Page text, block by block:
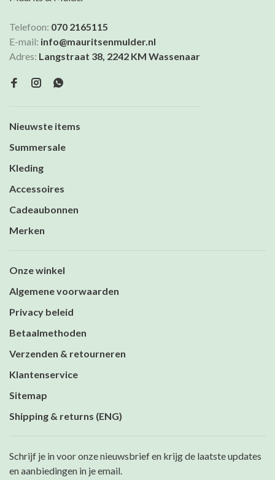
Telefoon: 070 2165115
E-mail: info@mauritsenmulder.nl
Adres: Langstraat 38, 2242 KM Wassenaar
Nieuwste items
Summersale
Kleding
Accessoires
Cadeaubonnen
Merken
Onze winkel
Algemene voorwaarden
Privacy beleid
Betaalmethoden
Verzenden & retourneren
Klantenservice
Sitemap
Shipping & returns (ENG)
Schrijf je in voor onze nieuwsbrief en krijg de laatste updates
en aanbiedingen in je email.